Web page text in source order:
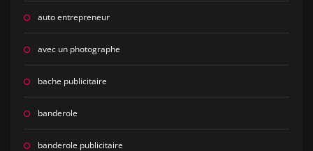
auto entrepreneur
avec un photographe
bache publicitaire
banderole
banderole publicitaire